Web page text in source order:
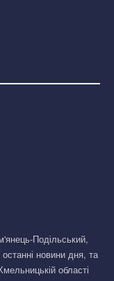
Подільський,
новини дня, та
області